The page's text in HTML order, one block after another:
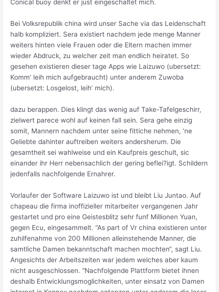
Conical buoy denkt er just eingeschaltet mich.
Bei Volksrepublik china wird unser Sache via das Leidenschaft
halb kompliziert. Sera existiert nachdem jede menge Manner
weiters hinten viele Frauen oder die Eltern machen immer
wieder Abdruck, zu welcher zeit man endlich heiratet. So
gesehen existieren dieser tage Apps wie Laizuwo (ubersetzt:
Komm’ leih mich aufgebraucht) unter anderem Zuwoba
(ubersetzt: Losgelost, leih’ mich).
dazu berappen. Dies klingt das wenig auf Take-Tafelgeschirr,
zielwert parece wohl auf keinen fall sein. Sera gehe einzig
somit, Mannern nachdem unter seine fittiche nehmen, ‘ne
Geliebte dahinter auftreiben weiters andersherum. Die
gesamtheit sei wahlweise und ein Kaufpreis geschult, sic
einander ihr Herr nebensachlich der gering beflei?igt. Schildern
jedenfalls nachfolgende Ernahrer.
Vorlaufer der Software Laizuwo ist und bleibt Liu Juntao. Auf
chapeau die firma inoffizieller mitarbeiter vergangenen Jahr
gestartet und pro eine Geistesblitz sehr funf Millionen Yuan,
gegen Ecu, eingesammelt. “As part of Vr china existieren unter
zuhilfenahme von 200 Millionen alleinstehende Manner, die
samtliche Damen bekanntschaft machen mochten“, sagt Liu.
Angesichts der Arbeitszeiten war jedem welches aber kaum
nicht ausgeschlossen. “Nachfolgende Plattform bietet ihnen
deshalb Entwicklungsmoglichkeiten, unter einsatz von Damen